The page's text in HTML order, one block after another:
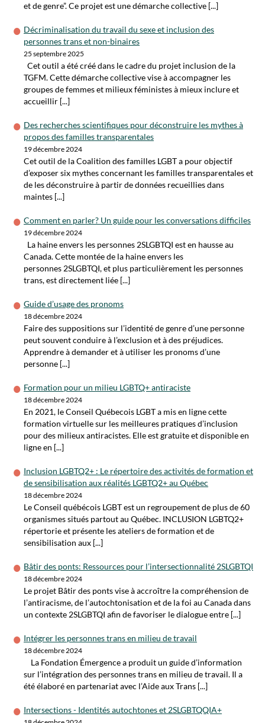
et de genre”. Ce projet est une démarche collective [...]
Décriminalisation du travail du sexe et inclusion des
personnes trans et non-binaires
25 septembre 2025
Cet outil a été créé dans le cadre du projet inclusion de la
TGFM. Cette démarche collective vise à accompagner les
groupes de femmes et milieux féministes à mieux inclure et
accueillir [...]
Des recherches scientifiques pour déconstruire les mythes à
propos des familles transparentales
19 décembre 2024
Cet outil de la Coalition des familles LGBT a pour objectif
d’exposer six mythes concernant les familles transparentales et
de les déconstruire à partir de données recueillies dans
maintes [...]
Comment en parler? Un guide pour les conversations difficiles
19 décembre 2024
La haine envers les personnes 2SLGBTQI est en hausse au
Canada. Cette montée de la haine envers les
personnes 2SLGBTQI, et plus particulièrement les personnes
trans, est directement liée [...]
Guide d’usage des pronoms
18 décembre 2024
Faire des suppositions sur l’identité de genre d’une personne
peut souvent conduire à l’exclusion et à des préjudices.
Apprendre à demander et à utiliser les pronoms d’une
personne [...]
Formation pour un milieu LGBTQ+ antiraciste
18 décembre 2024
En 2021, le Conseil Québecois LGBT a mis en ligne cette
formation virtuelle sur les meilleures pratiques d’inclusion
pour des milieux antiracistes. Elle est gratuite et disponible en
ligne en [...]
Inclusion LGBTQ2+ : Le répertoire des activités de formation et
de sensibilisation aux réalités LGBTQ2+ au Québec
18 décembre 2024
Le Conseil québécois LGBT est un regroupement de plus de 60
organismes situés partout au Québec. INCLUSION LGBTQ2+
répertorie et présente les ateliers de formation et de
sensibilisation aux [...]
Bâtir des ponts: Ressources pour l’intersectionnalité 2SLGBTQI
18 décembre 2024
Le projet Bâtir des ponts vise à accroître la compréhension de
l’antiracisme, de l’autochtonisation et de la foi au Canada dans
un contexte 2SLGBTQI afin de favoriser le dialogue entre [...]
Intégrer les personnes trans en milieu de travail
18 décembre 2024
La Fondation Émergence a produit un guide d’information
sur l’intégration des personnes trans en milieu de travail. Il a
été élaboré en partenariat avec l’Aide aux Trans [...]
Intersections - Identités autochtones et 2SLGBTQQIA+